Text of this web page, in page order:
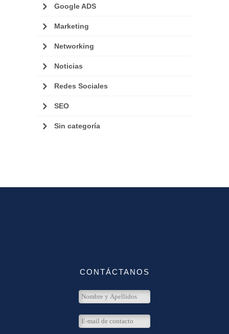
Google ADS
Marketing
Networking
Noticias
Redes Sociales
SEO
Sin categoría
CONTÁCTANOS